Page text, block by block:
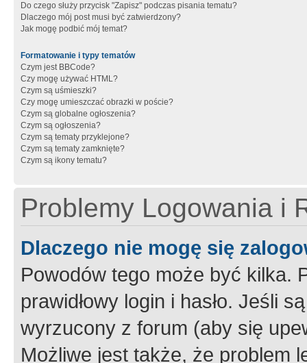
Do czego służy przycisk "Zapisz" podczas pisania tematu?
Dlaczego mój post musi być zatwierdzony?
Jak mogę podbić mój temat?
Formatowanie i typy tematów
Czym jest BBCode?
Czy mogę używać HTML?
Czym są uśmieszki?
Czy mogę umieszczać obrazki w poście?
Czym są globalne ogłoszenia?
Czym są ogłoszenia?
Czym są tematy przyklejone?
Czym są tematy zamknięte?
Czym są ikony tematu?
Problemy Logowania i
Dlaczego nie mogę się
Powodów tego może być kilka.
prawidłowy login i hasło. Jeśli
wyrzucony z forum (aby się
Możliwe jest także, że problem